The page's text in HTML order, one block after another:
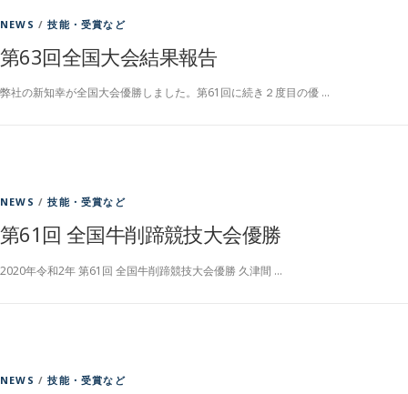
NEWS /技能・受賞など
第63回全国大会結果報告
弊社の新知幸が全国大会優勝しました。第61回に続き２度目の優 …
NEWS /技能・受賞など
第61回 全国牛削蹄競技大会優勝
2020年令和2年 第61回 全国牛削蹄競技大会優勝 久津間 …
NEWS /技能・受賞など